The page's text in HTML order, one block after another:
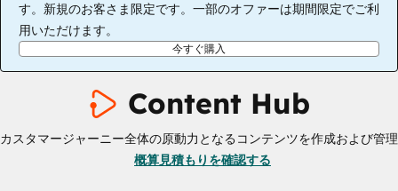
す。新規のお客さま限定です。一部のオファーは期間限定でご利
用いただけます。
今すぐ購入
Content Hub
カスタマージャーニー全体の原動力となるコンテンツを作成および管理
概算見積もりを確認する